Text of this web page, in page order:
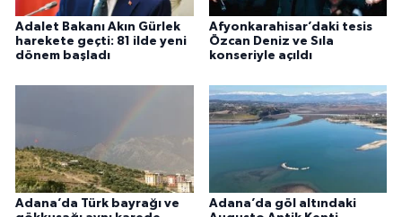
Adalet Bakanı Akın Gürlek
harekete geçti: 81 ilde yeni
dönem başladı
Afyonkarahisar’daki tesis
Özcan Deniz ve Sıla
konseriyle açıldı
Adana’da Türk bayrağı ve
Adana’da göl altındaki